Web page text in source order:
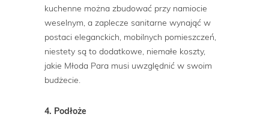
kuchenne można zbudować przy namiocie
weselnym, a zaplecze sanitarne wynająć w
postaci eleganckich, mobilnych pomieszczeń,
niestety są to dodatkowe, niemałe koszty,
jakie Młoda Para musi uwzględnić w swoim
budżecie.
4. Podłoże